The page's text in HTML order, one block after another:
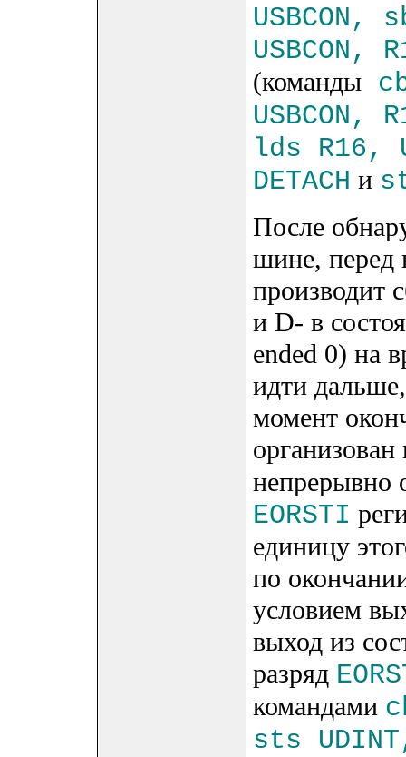
USBCON,
USBCON,
(команды
USBCON,
lds R16,
DETACH и
После
шине, перед
производит
и D- в
ended 0) на
идти
момент
непрерывно
EORSTI
единицу
по
условием
выход из
разряд
командами
sts